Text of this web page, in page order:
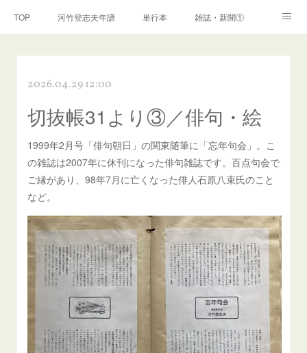
TOP 河竹登志夫年譜 単行本 雑誌・新聞①
河竹繁俊 年譜 河竹黙阿弥 年譜
2026.04.29 12:00
切抜帳31より③／俳句・絵
1999年2月号「俳句朝日」の関東随筆に「忘年句会」。こ
の雑誌は2007年に休刊になった俳句雑誌です。百点句会で
ご縁があり、98年7月に亡くなった俳人石原八束氏のこと
など。